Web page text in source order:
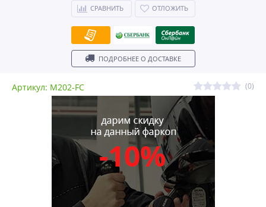
Артикул: M202-FC (0)
СРАВНИТЬ ОТЛОЖИТЬ
ПОДРОБНЕЕ О ДОСТАВКЕ